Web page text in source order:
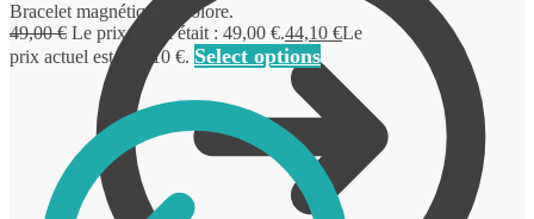
Bracelet magnétique bicolore.
49,00€ Le prix initial était : 49,00 €.44,10 €Le
prix actuel est : 44,10 €. Select options